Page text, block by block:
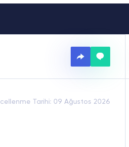
Tarihi: 09 Ağustos 2026